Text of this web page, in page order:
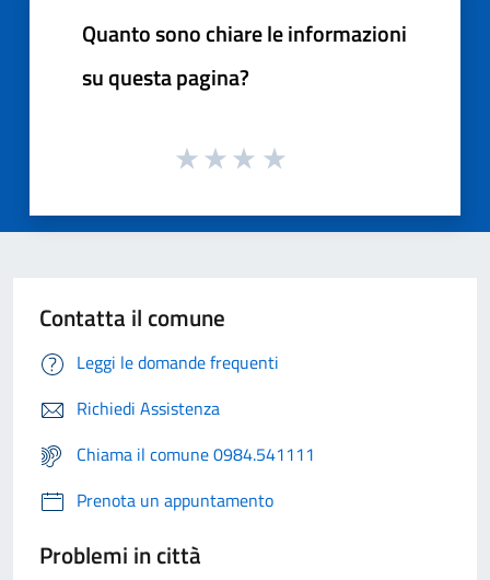
Quanto sono chiare le informazioni
su questa pagina?
Contatta il comune
Leggi le domande frequenti
Richiedi Assistenza
Chiama il comune 0984.541111
Prenota un appuntamento
Problemi in città